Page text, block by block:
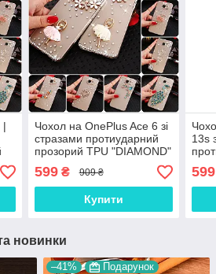
|
Чохол на OnePlus Ace 6 зі
стразами протиударний
прозорий TPU "DIAMOND"
599₴ 909 ₴
Купити
13s
599
новинки
–41% Подарунок